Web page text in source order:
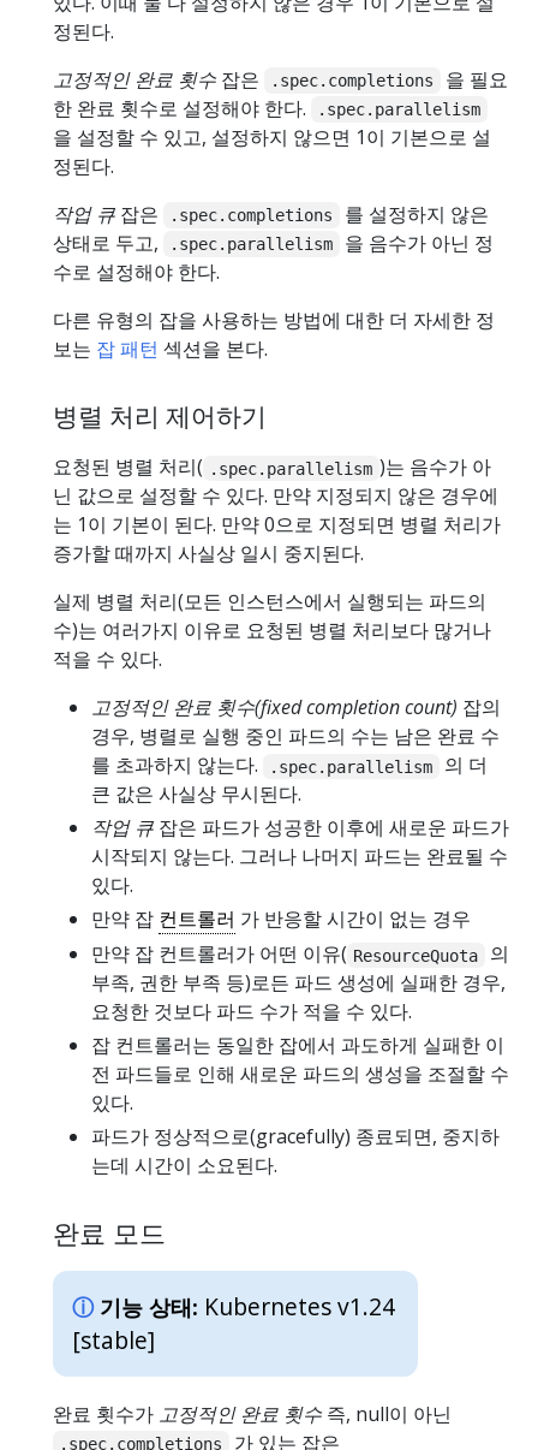
정된다.
고정적인 완료 횟수잡은 .spec.completions
을 필요
한 완료 횟수로 설정해야 한다.
.spec.parallelism
을 설정할 수 있고, 설정하지 않으면 1이 기본으로 설
정된다.
작업 큐 잡은 .spec.completions
를 설정하지 않은
상태로 두고,
.spec.parallelism
을 음수가 아닌 정
수로 설정해야 한다.
다른 유형의 잡을 사용하는 방법에 대한 더 자세한 정
보는 잡 패턴 섹션을 본다.
병렬 처리 제어하기
요청된 병렬 처리( .spec.parallelism )는 음수가 아
닌 값으로 설정할 수 있다. 만약 지정되지 않은 경우에
는 1이 기본이 된다. 만약 0으로 지정되면 병렬 처리가
증가할 때까지 사실상 일시 중지된다.
실제 병렬 처리(모든 인스턴스에서 실행되는 파드의
수)는 여러가지 이유로 요청된 병렬 처리보다 많거나
적을 수 있다.
고정적인 완료 횟수(fixed completion count) 잡의
경우, 병렬로 실행 중인 파드의 수는 남은 완료 수
를 초과하지 않는다.
.spec.parallelism
의 더
큰 값은 사실상 무시된다.
작업 큐 잡은 파드가 성공한 이후에 새로운 파드가
시작되지 않는다. 그러나 나머지 파드는 완료될 수
있다.
만약 잡 컨트롤러 가 반응할 시간이 없는 경우
만약 잡 컨트롤러가 어떤 이유( ResourceQuota
의
부족, 권한 부족 등)로든 파드 생성에 실패한 경우,
요청한 것보다 파드 수가 적을 수 있다.
잡 컨트롤러는 동일한 잡에서 과도하게 실패한 이
전 파드들로 인해 새로운 파드의 생성을 조절할 수
있다.
파드가 정상적으로(gracefully) 종료되면, 중지하
는데 시간이 소요된다.
완료 모드
기능 상태: Kubernetes v1.24
[stable]
완료 횟수가 고정적인 완료 횟수즉, null이 아닌
.spec.completions 가 있는 잡은